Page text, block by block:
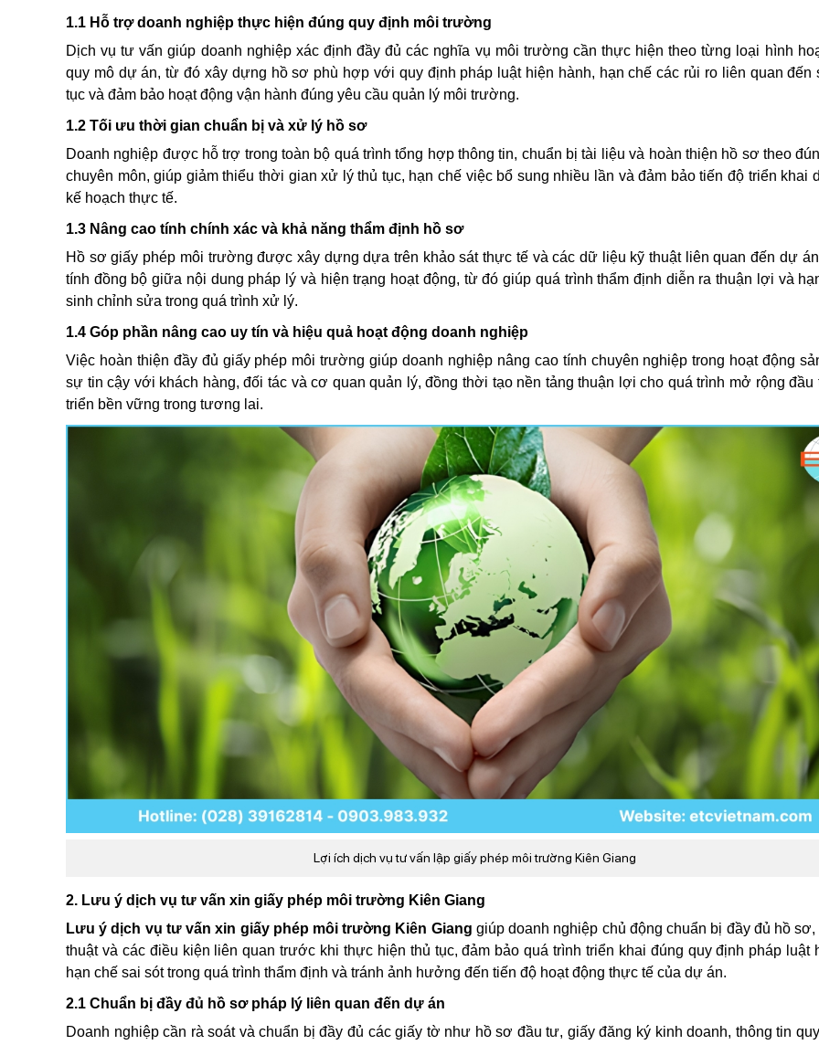
1.1 Hỗ trợ doanh nghiệp thực hiện đúng quy định môi trường
Dịch vụ tư vấn giúp doanh nghiệp xác định đầy đủ các nghĩa vụ môi trường cần thực hiện theo từng loại hình
quy mô dự án, từ đó xây dựng hồ sơ phù hợp với quy định pháp luật hiện hành, hạn chế các rủi ro liên quan đến
tục và đảm bảo hoạt động vận hành đúng yêu cầu quản lý môi trường.
1.2 Tối ưu thời gian chuẩn bị và xử lý hồ sơ
Doanh nghiệp được hỗ trợ trong toàn bộ quá trình tổng hợp thông tin, chuẩn bị tài liệu và hoàn thiện hồ sơ theo
chuyên môn, giúp giảm thiểu thời gian xử lý thủ tục, hạn chế việc bổ sung nhiều lần và đảm bảo tiến độ triển khai
kế hoạch thực tế.
1.3 Nâng cao tính chính xác và khả năng thẩm định hồ sơ
Hồ sơ giấy phép môi trường được xây dựng dựa trên khảo sát thực tế và các dữ liệu kỹ thuật liên quan đến dự
tính đồng bộ giữa nội dung pháp lý và hiện trạng hoạt động, từ đó giúp quá trình thẩm định diễn ra thuận lợi và
sinh chỉnh sửa trong quá trình xử lý.
1.4 Góp phần nâng cao uy tín và hiệu quả hoạt động doanh nghiệp
Việc hoàn thiện đầy đủ giấy phép môi trường giúp doanh nghiệp nâng cao tính chuyên nghiệp trong hoạt động
sự tin cậy với khách hàng, đối tác và cơ quan quản lý, đồng thời tạo nền tảng thuận lợi cho quá trình mở rộng đầu
triển bền vững trong tương lai.
Lợi ích dịch vụ tư vấn lập giấy phép môi trường Kiên Giang
2. Lưu ý dịch vụ tư vấn xin giấy phép môi trường Kiên Giang
Lưu ý dịch vụ tư vấn xin giấy phép môi trường Kiên Giang giúp doanh nghiệp chủ động chuẩn bị đầy đủ hồ
thuật và các điều kiện liên quan trước khi thực hiện thủ tục, đảm bảo quá trình triển khai đúng quy định pháp luật
hạn chế sai sót trong quá trình thẩm định và tránh ảnh hưởng đến tiến độ hoạt động thực tế của dự án.
2.1 Chuẩn bị đầy đủ hồ sơ pháp lý liên quan đến dự án
Doanh nghiệp cần rà soát và chuẩn bị đầy đủ các giấy tờ như hồ sơ đầu tư, giấy đăng ký kinh doanh, thông tin